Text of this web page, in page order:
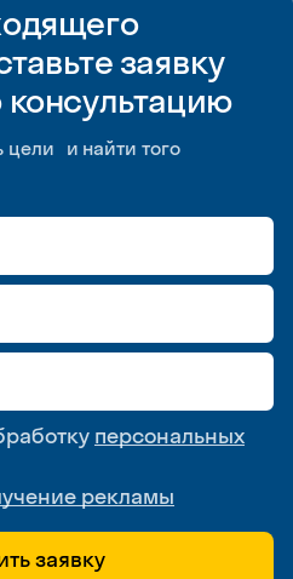
заявку
и найти того
персональных
рекламы
заявку